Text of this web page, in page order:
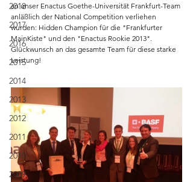
2018
2017
2016
2015
2014
2013
2012
2011
2010
2009
an unser Enactus Goethe-Universität Frankfurt-Team
anläßlich der National Competition verliehen
wurden: Hidden Champion für die "Frankfurter
MainKiste" und den "Enactus Rookie 2013".
Glückwunsch an das gesamte Team für diese starke
Leistung!